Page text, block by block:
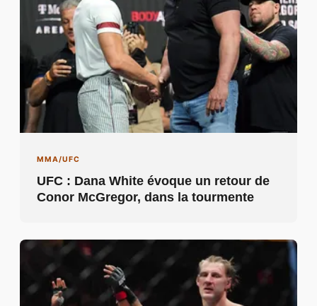
MMA/UFC
UFC : Dana White évoque un retour de
Conor McGregor, dans la tourmente